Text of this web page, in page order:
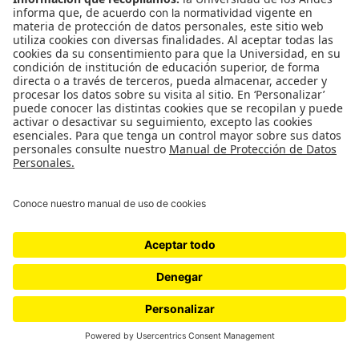
NOSTOS Partida y retorno /
curaduría de Mariana Bonilla y
Snyder Moreno
NOSTOS Partida y Retorno “Partir teniendo un centro
sólido, aún simbólico; regresar, sabiendo que siempre hay
“otro lugar” donde puede expresarse una parte de mi ser”.
Michel Maffesoli…